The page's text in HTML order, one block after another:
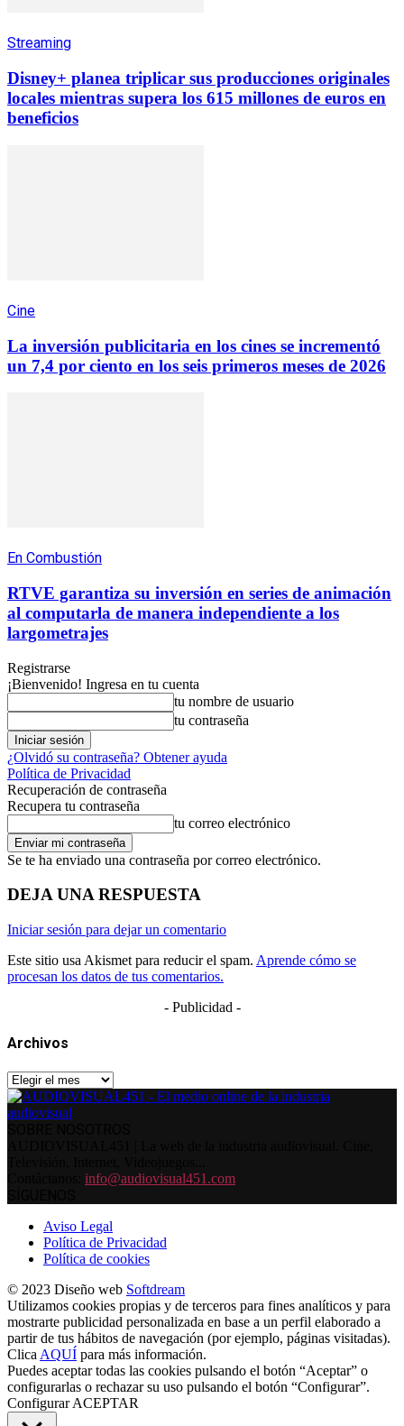
Streaming
Disney+ planea triplicar sus producciones originales
locales mientras supera los 615 millones de euros en
beneficios
Cine
La inversión publicitaria en los cines se incrementó
un 7,4 por ciento en los seis primeros meses de 2026
En Combustión
RTVE garantiza su inversión en series de animación
al computarla de manera independiente a los
largometrajes
Registrarse
¡Bienvenido! Ingresa en tu cuenta
tu nombre de usuario
tu contraseña
¿Olvidó su contraseña? Obtener ayuda
Política de Privacidad
Recuperación de contraseña
Recupera tu contraseña
tu correo electrónico
Se te ha enviado una contraseña por correo electrónico.
DEJA UNA RESPUESTA
Iniciar sesión para dejar un comentario
Este sitio usa Akismet para reducir el spam. Aprende cómo se
procesan los datos de tus comentarios.
- Publicidad -
Archivos
Archivos
info@audiovisual451.com
Aviso Legal
Política de Privacidad
Política de cookies
© 2023 Diseño web Softdream
Utilizamos cookies propias y de terceros para fines analíticos y para
mostrarte publicidad personalizada en base a un perfil elaborado a
partir de tus hábitos de navegación (por ejemplo, páginas visitadas).
Clica AQUÍ para más información.
Puedes aceptar todas las cookies pulsando el botón “Aceptar” o
configurarlas o rechazar su uso pulsando el botón “Configurar”.
Configurar ACEPTAR